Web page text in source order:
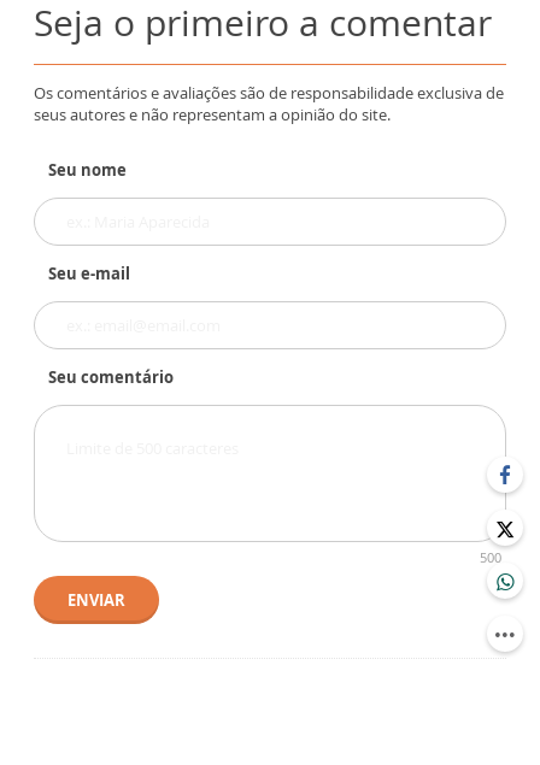
Seja o primeiro a comentar
Os comentários e avaliações são de responsabilidade exclusiva de
seus autores e não representam a opinião do site.
Seu nome
Seu e-mail
Seu comentário
500
ENVIAR